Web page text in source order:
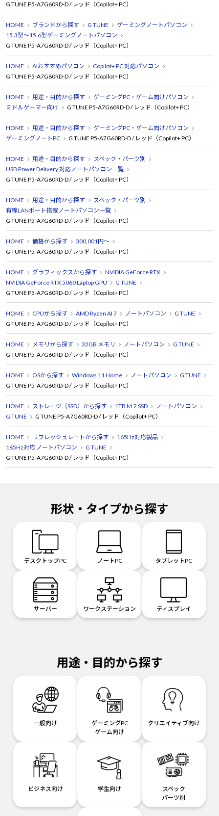
G TUNE P5-A7G60RD-D / レッド（Copilot+ PC）
HOME ブランドから探す G TUNE
ゲーミングノートパソコン
15.3型～15.6型ゲーミングノートパソコン
G TUNE P5-A7G60RD-D / レッド（Copilot+ PC）
HOME AIおすすめパソコン
Copilot+ PC 対応パソコン
G TUNE P5-A7G60RD-D / レッド（Copilot+ PC）
HOME 用途・目的から探す
ゲーミングPC・ゲーム向けパソコン
ミドルゲーマー向け
G TUNE P5-A7G60RD-D / レッド（Copilot+ PC）
HOME 用途・目的から探す
ゲーミングPC・ゲーム向けパソコン
ゲーミングノートPC
G TUNE P5-A7G60RD-D / レッド（Copilot+ PC）
HOME 用途・目的から探す
スペック・パーツ別
USB Power Delivery 対応ノートパソコン一覧
G TUNE P5-A7G60RD-D / レッド（Copilot+ PC）
HOME 用途・目的から探す
スペック・パーツ別
有線LANポート搭載ノートパソコン一覧
G TUNE P5-A7G60RD-D / レッド（Copilot+ PC）
HOME 価格から探す
300,001円～
G TUNE P5-A7G60RD-D / レッド（Copilot+ PC）
HOME グラフィックスから探す
NVIDIA GeForce RTX
NVIDIA GeForce RTX 5060 Laptop GPU
G TUNE
G TUNE P5-A7G60RD-D / レッド（Copilot+ PC）
HOME CPUから探す AMD Ryzen AI 7 ノートパソコン
G TUNE
G TUNE P5-A7G60RD-D / レッド（Copilot+ PC）
HOME メモリから探す 32GB メモリ ノートパソコン
G TUNE
G TUNE P5-A7G60RD-D / レッド（Copilot+ PC）
HOME OSから探す Windows 11 Home ノートパソコン
G TUNE
G TUNE P5-A7G60RD-D / レッド（Copilot+ PC）
HOME ストレージ（SSD）から探す 1TB M.2 SSD
ノートパソコン
G TUNE
G TUNE P5-A7G60RD-D / レッド（Copilot+ PC）
HOME リフレッシュレートから探す
165Hz対応製品
165Hz対応 ノートパソコン
G TUNE
G TUNE P5-A7G60RD-D / レッド（Copilot+ PC）
形状・タイプから探す
デスクトップPC ノートPC タブレットPC
サーバー ワークステーション ディスプレイ
用途・目的から探す
一般向け
ゲーミングPC
ゲーム向け
クリエイティブ向け
ビジネス向け 学生向け
スペック
パーツ別